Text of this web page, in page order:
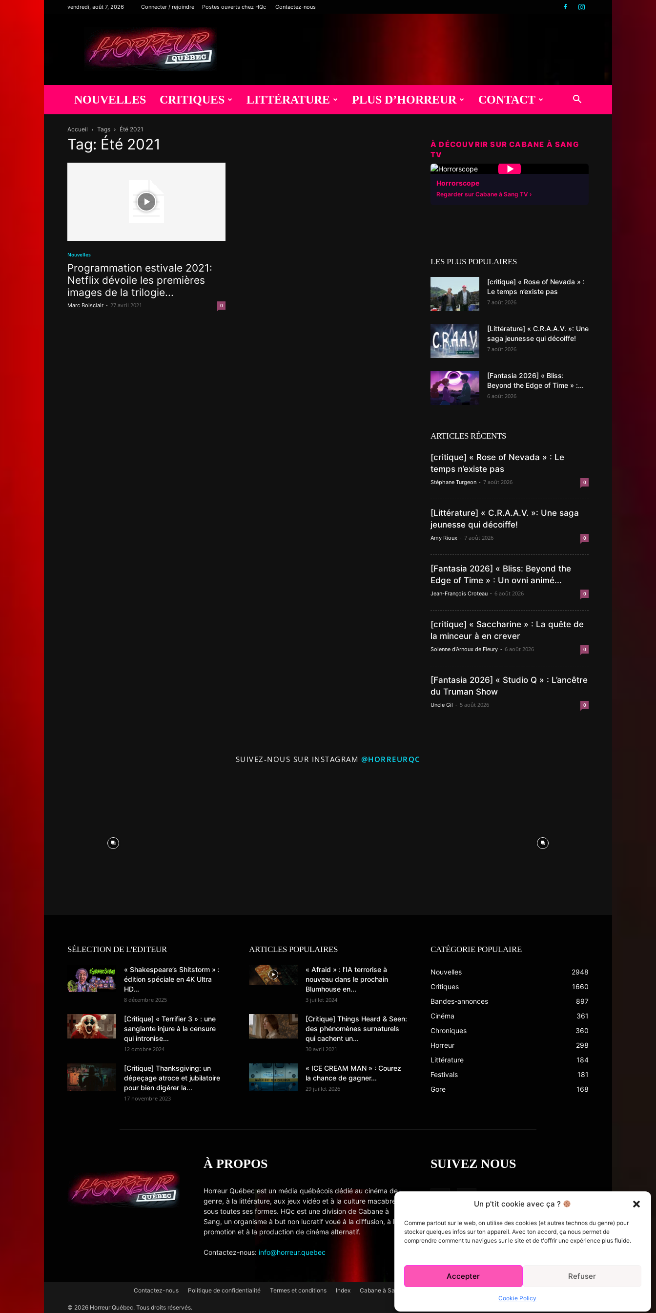
Un p'tit cookie avec ça ?
Comme partout sur le web, on utilise des cookies (et autres technos du genre) pour
stocker quelques infos sur ton appareil. Avec ton accord, ça nous permet de
comprendre comment tu navigues sur le site et de t'offrir une expérience plus fluide.
Accepter Refuser
Cookie Policy
vendredi, août 7, 2026 Connecter / rejoindre Postes ouverts chez HQc Contactez-nous
Horreur
Québec
NOUVELLES CRITIQUES LITTÉRATURE PLUS D’HORREUR CONTACT
Accueil Tags Été 2021
Tag: Été 2021
Nouvelles
Programmation estivale 2021:
Netflix dévoile les premières
images de la trilogie...
Marc Boisclair - 27 avril 2021 0
À DÉCOUVRIR SUR CABANE À SANG
TV
▶
Horrorscope
Regarder sur Cabane à Sang TV
LES PLUS POPULAIRES
[critique] « Rose of Nevada » :
Le temps n’existe pas
7 août 2026
[Littérature] « C.R.A.A.V. »: Une
saga jeunesse qui décoiffe!
7 août 2026
[Fantasia 2026] « Bliss:
Beyond the Edge of Time » :...
6 août 2026
ARTICLES RÉCENTS
[critique] « Rose of Nevada » : Le
temps n’existe pas
Stéphane Turgeon - 7 août 2026 0
[Littérature] « C.R.A.A.V. »: Une saga
jeunesse qui décoiffe!
Amy Rioux - 7 août 2026 0
[Fantasia 2026] « Bliss: Beyond the
Edge of Time » : Un ovni animé...
Jean-François Croteau - 6 août 2026 0
[critique] « Saccharine » : La quête de
la minceur à en crever
Solenne d'Arnoux de Fleury - 6 août 2026 0
[Fantasia 2026] « Studio Q » : L’ancêtre
du Truman Show
Uncle Gil - 5 août 2026 0
SUIVEZ-NOUS SUR INSTAGRAM @HORREURQC
SÉLECTION DE L'EDITEUR
« Shakespeare’s Shitstorm » :
édition spéciale en 4K Ultra
HD...
8 décembre 2025
[Critique] « Terrifier 3 » : une
sanglante injure à la censure
qui intronise...
12 octobre 2024
[Critique] Thanksgiving: un
dépeçage atroce et jubilatoire
pour bien digérer la...
17 novembre 2023
ARTICLES POPULAIRES
« Afraid » : l’IA terrorise à
nouveau dans le prochain
Blumhouse en...
3 juillet 2024
[Critique] Things Heard & Seen:
des phénomènes surnaturels
qui cachent un...
30 avril 2021
« ICE CREAM MAN » : Courez
la chance de gagner...
29 juillet 2026
CATÉGORIE POPULAIRE
Nouvelles
2948
Critiques
1660
Bandes-annonces
897
Cinéma
361
Chroniques
360
Horreur
298
Littérature
184
Festivals
181
Gore
168
À PROPOS
Horreur Québec est un média québécois dédié au cinéma de
genre, à la littérature, aux jeux vidéo et à la culture macabre
sous toutes ses formes. HQc est une division de Cabane à
Sang, un organisme à but non lucratif voué à la diffusion, à la
promotion et à la production de cinéma alternatif.
Contactez-nous: info@horreur.quebec
SUIVEZ NOUS
Contactez-nous Politique de confidentialité Termes et conditions Index Cabane à Sang TV
© 2026 Horreur Québec. Tous droits réservés.